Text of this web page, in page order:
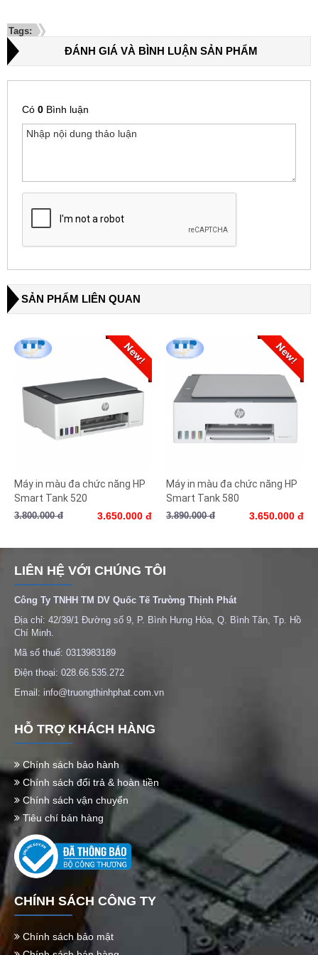
Tags:
ĐÁNH GIÁ VÀ BÌNH LUẬN SẢN PHẨM
Có 0 Bình luận
SẢN PHẨM LIÊN QUAN
Máy in màu đa chức năng HP
Smart Tank 520
3.800.000 đ 3.650.000 đ
Máy in màu đa chức năng HP
Smart Tank 580
3.890.000 đ 3.650.000 đ
LIÊN HỆ VỚI CHÚNG TÔI
Công Ty TNHH TM DV Quốc Tế Trường Thịnh Phát
Địa chỉ: 42/39/1 Đường số 9, P. Bình Hưng Hòa, Q. Bình Tân, Tp. Hồ
Chí Minh.
Mã số thuế: 0313983189
Điện thoại: 028.66.535.272
Email: info@truongthinhphat.com.vn
HỖ TRỢ KHÁCH HÀNG
Chính sách bảo hành
Chính sách đổi trả & hoàn tiền
Chính sách vận chuyển
Tiêu chí bán hàng
CHÍNH SÁCH CÔNG TY
Chính sách bảo mật